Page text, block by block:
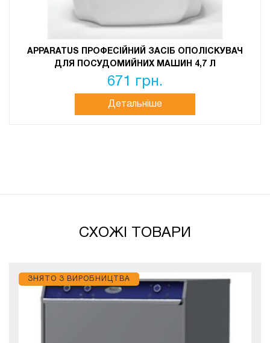
APPARATUS ПРОФЕСІЙНИЙ ЗАСІБ ОПОЛІСКУВАЧ
ДЛЯ ПОСУДОМИЙНИХ МАШИН 4,7 Л
671 грн.
Детальніше
СХОЖІ ТОВАРИ
ЗНЯТО З ВИРОБНИЦТВА